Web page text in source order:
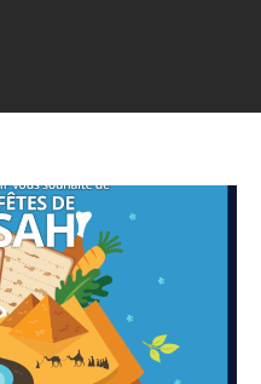
Contactez-nous
Congrès 2019
Congrès 2020